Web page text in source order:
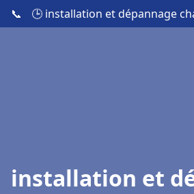
📞 🕒 installation et dépannage
installation et